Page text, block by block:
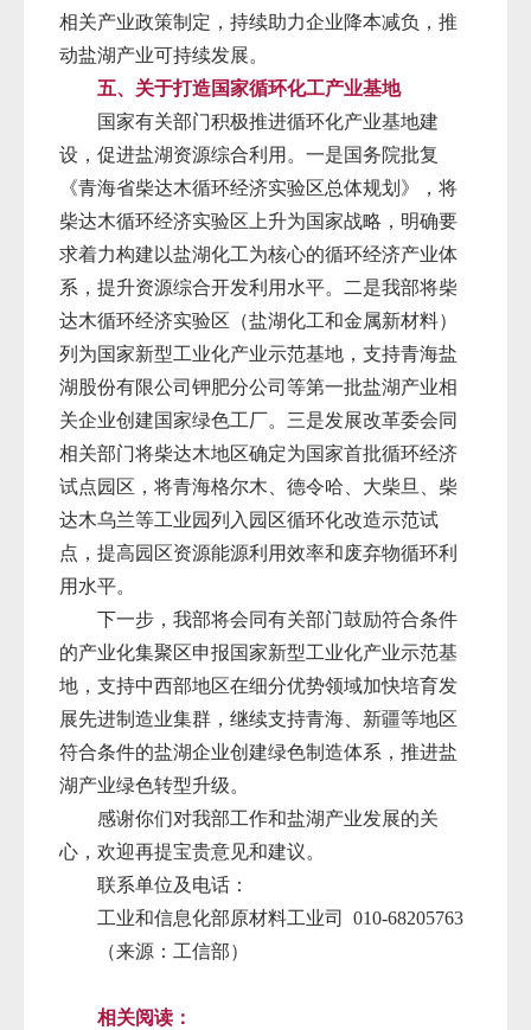
相关产业政策制定，持续助力企业降本减负，推
动盐湖产业可持续发展。
五、关于打造国家循环化工产业基地
国家有关部门积极推进循环化产业基地建
设，促进盐湖资源综合利用。一是国务院批复
《青海省柴达木循环经济实验区总体规划》，将
柴达木循环经济实验区上升为国家战略，明确要
求着力构建以盐湖化工为核心的循环经济产业体
系，提升资源综合开发利用水平。二是我部将柴
达木循环经济实验区（盐湖化工和金属新材料）
列为国家新型工业化产业示范基地，支持青海盐
湖股份有限公司钾肥分公司等第一批盐湖产业相
关企业创建国家绿色工厂。三是发展改革委会同
相关部门将柴达木地区确定为国家首批循环经济
试点园区，将青海格尔木、德令哈、大柴旦、柴
达木乌兰等工业园列入园区循环化改造示范试
点，提高园区资源能源利用效率和废弃物循环利
用水平。
下一步，我部将会同有关部门鼓励符合条件
的产业化集聚区申报国家新型工业化产业示范基
地，支持中西部地区在细分优势领域加快培育发
展先进制造业集群，继续支持青海、新疆等地区
符合条件的盐湖企业创建绿色制造体系，推进盐
湖产业绿色转型升级。
感谢你们对我部工作和盐湖产业发展的关
心，欢迎再提宝贵意见和建议。
联系单位及电话：
工业和信息化部原材料工业司 010-68205763
（来源：工信部）
相关阅读：